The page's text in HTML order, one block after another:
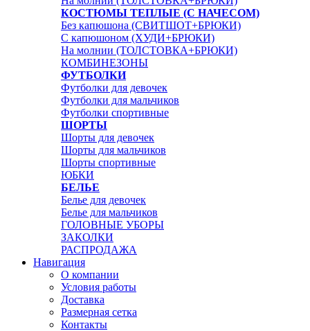
КОСТЮМЫ ТЕПЛЫЕ (С НАЧЕСОМ)
Без капюшона (СВИТШОТ+БРЮКИ)
С капюшоном (ХУДИ+БРЮКИ)
На молнии (ТОЛСТОВКА+БРЮКИ)
КОМБИНЕЗОНЫ
ФУТБОЛКИ
Футболки для девочек
Футболки для мальчиков
Футболки спортивные
ШОРТЫ
Шорты для девочек
Шорты для мальчиков
Шорты спортивные
ЮБКИ
БЕЛЬЕ
Белье для девочек
Белье для мальчиков
ГОЛОВНЫЕ УБОРЫ
ЗАКОЛКИ
РАСПРОДАЖА
Навигация
О компании
Условия работы
Доставка
Размерная сетка
Контакты